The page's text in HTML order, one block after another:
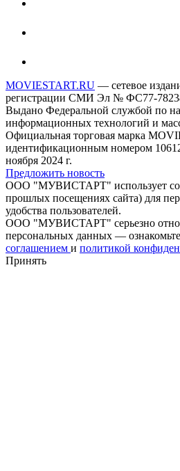
MOVIESTART.RU — сетевое
регистрации СМИ Эл № ФС77-78238
Выдано Федеральной службой по
информационных технологий и
Официальная торговая марка
идентификационным номером
ноября 2024 г.
Предложить новость
ООО "МУВИСТАРТ" использует
прошлых посещениях сайта) для
удобства пользователей.
ООО "МУВИСТАРТ" серьезно
персональных данных —
соглашением и политикой
Принять